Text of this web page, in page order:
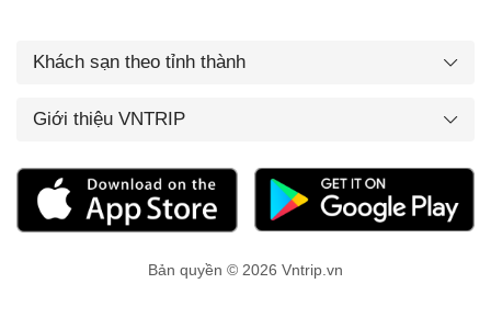
Khách sạn theo tỉnh thành
Giới thiệu VNTRIP
Bản quyền © 2026 Vntrip.vn